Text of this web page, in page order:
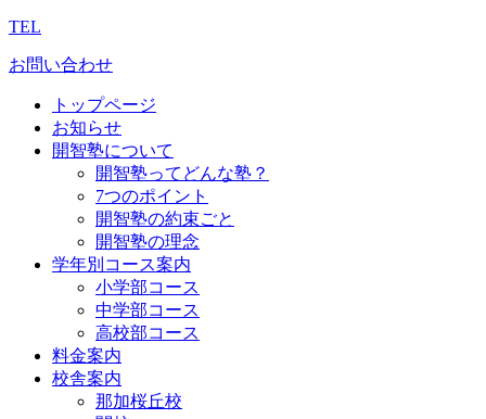
TEL
お問い合わせ
トップページ
お知らせ
開智塾について
開智塾ってどんな塾？
7つのポイント
開智塾の約束ごと
開智塾の理念
学年別コース案内
小学部コース
中学部コース
高校部コース
料金案内
校舎案内
那加桜丘校